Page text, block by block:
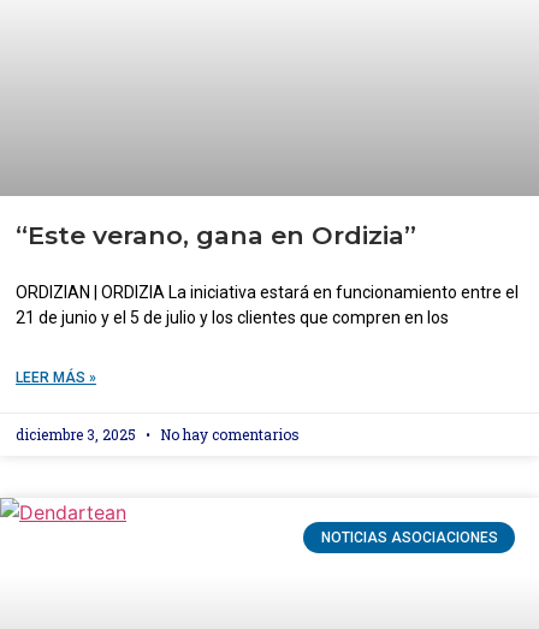
“Este verano, gana en Ordizia”
ORDIZIAN | ORDIZIA La iniciativa estará en funcionamiento entre el
21 de junio y el 5 de julio y los clientes que compren en los
LEER MÁS »
diciembre 3, 2025 No hay comentarios
NOTICIAS ASOCIACIONES